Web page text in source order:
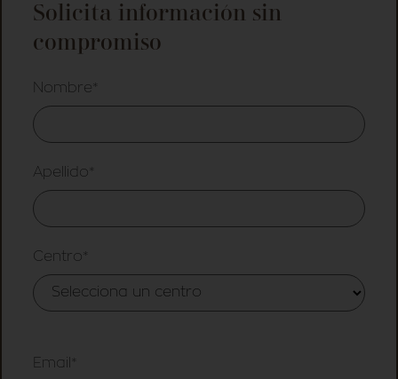
Solicita información sin
compromiso
Nombre*
Apellido*
Centro*
Email*